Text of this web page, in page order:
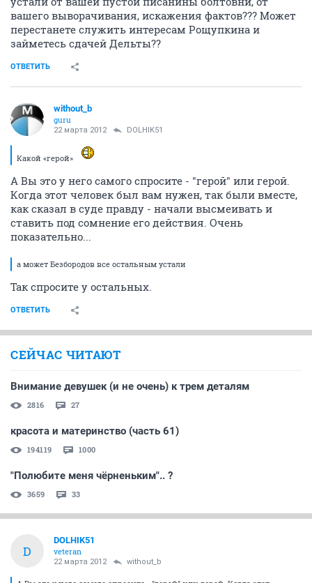
вашего выворачивания, искажения фактов??? Может
перестанете служить интересам Рощупкина и
займетесь сдачей Дельты??
ОТВЕТИТЬ
without_b
guru
22 марта 2012 DOLHIK51
Какой «герой»
А Вы это у него самого спросите - "герой" или герой.
Когда этот человек был вам нужен, так были вместе,
как сказал в суде правду - начали высмеивать и
ставить под сомнение его действия. Очень
показательно...
а может Безбородов все остальным устали
Так спросите у остальных.
ОТВЕТИТЬ
СЕЙЧАС ЧИТАЮТ
Внимание девушек (и не очень) к трем деталям
2816 27
красота и материнство (часть 61)
194119 1000
"Полюбите меня чёрненьким".. ?
3659 33
D
DOLHIK51
veteran
22 марта 2012 without_b